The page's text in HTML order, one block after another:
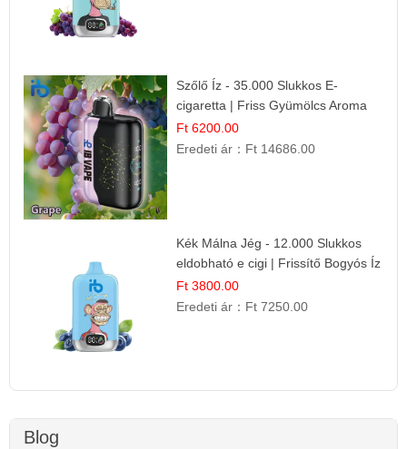
Szőlő Íz - 35.000 Slukkos E-
cigaretta | Friss Gyümölcs Aroma
Ft 6200.00
Eredeti ár： Ft 14686.00
Kék Málna Jég - 12.000 Slukkos
eldobható e cigi | Frissítő Bogyós Íz
Ft 3800.00
Eredeti ár： Ft 7250.00
Blog